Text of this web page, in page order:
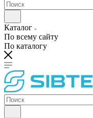
Каталог
По всему сайту
По каталогу